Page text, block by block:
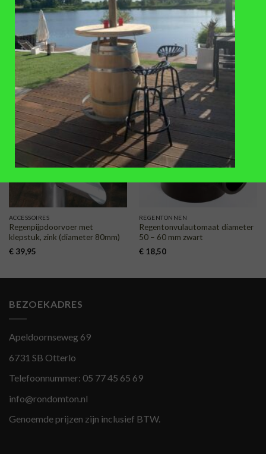
ACCESSOIRES
Ketting van gegalvaniseerd ijzer,
kleine schakel
16,-
ACCESSOIRES
Kunststof regentonvulautomaat
(diameter 70-80 mm)
€14,50
TOEVOEGEN
VERLANGLIJST
ACCESSOIRES
Regenpijpdoorvoer met
klepstuk, zink (diameter 80mm)
€39,95
TOEVOEGEN
VERLANGLIJST
REGENTONNEN
Regentonvulautomaat diameter
50 – 60 mm zwart
€18,50
BEZOEKADRES
Apeldoornseweg 69
6731 SB Otterlo
Telefoonnummer: 05 77 45 65 69
info@rondomton.nl
Genoemde prijzen zijn inclusief BTW.